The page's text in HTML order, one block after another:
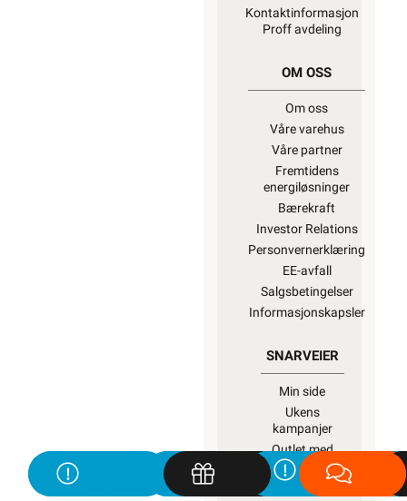
Kontaktinformasjon
Proff avdeling
OM OSS
Om oss
Våre varehus
Våre partner
Fremtidens
energiløsninger
Bærekraft
Investor Relations
Personvernerklæring
EE-avfall
Salgsbetingelser
Informasjonskapsler
SNARVEIER
Min side
Ukens
kampanjer
Outlet med
kuppvarer
Kundeklubb